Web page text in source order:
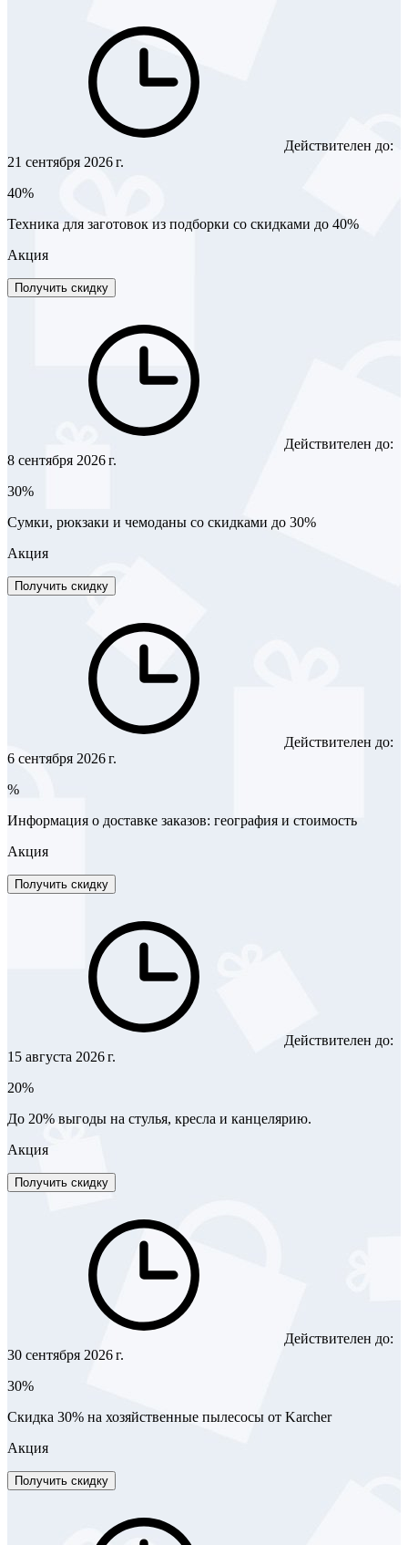
Действителен до:
21 сентября 2026 г.
40%
Техника для заготовок из подборки со скидками до 40%
Акция
Получить скидку
Действителен до:
8 сентября 2026 г.
30%
Сумки, рюкзаки и чемоданы со скидками до 30%
Акция
Получить скидку
Действителен до:
6 сентября 2026 г.
%
Информация о доставке заказов: география и стоимость
Акция
Получить скидку
Действителен до:
15 августа 2026 г.
20%
До 20% выгоды на стулья, кресла и канцелярию.
Акция
Получить скидку
Действителен до:
30 сентября 2026 г.
30%
Скидка 30% на хозяйственные пылесосы от Karcher
Акция
Получить скидку